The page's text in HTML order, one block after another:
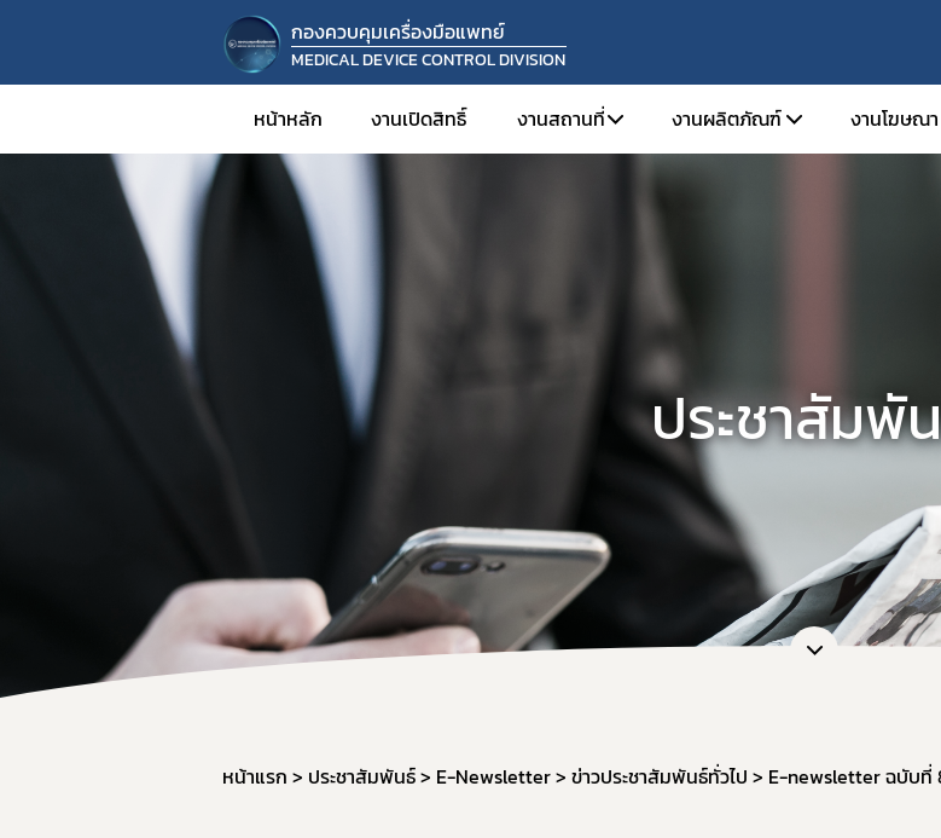
กองควบคุมเครื่องมือแพทย์
MEDICAL DEVICE CONTROL DIVISION
หน้าหลัก งานเปิดสิทธิ์ งานสถานที่
ข่าวสารงานสถานที่
การปรึกษาแบบแปลนสถานที่ผลิตเครื่องมือแพทย์
ผู้ควบคุมการผลิต/นำเข้า/ขายเครื่องมือแพทย์
งานผลิตภัณฑ์
ผลิตเพื่อการส่งออก
วินิจฉัยผลิตภัณฑ์
ต่ออายุ
เลิกกิจการ/ไม่ต่ออายุ
การขอยกเว้นไม่ต้องขออนุญ
หนังสือรับรองเครื่องมือแพท
กลุ่มส่งเสริมการประกอบการ
งานโฆษณา
ประชาสัมพั
หน้าแรก ประชาสัมพันธ์ E-Newsletter ข่าวประชาสัมพันธ์ทั่วไป E-newsletter ฉบับที่